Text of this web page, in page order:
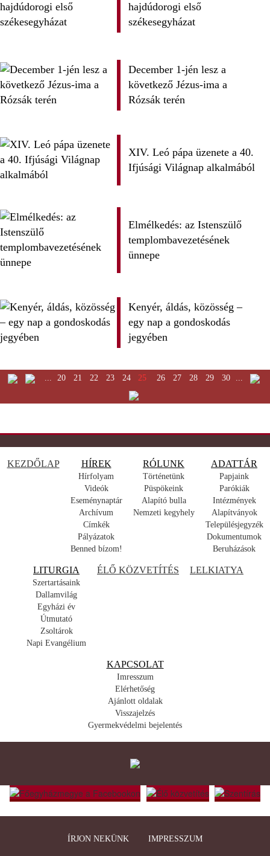
hajdúdorogi első
székesegyházat
December 1-jén lesz a
következő Jézus-ima a
Rózsák terén
XIV. Leó pápa üzenete a 40.
Ifjúsági Világnap alkalmából
Elmélkedés: az Istenszülő
templombavezetésének
ünnepe
Kenyér, áldás, közösség –
egy nap a gondoskodás
jegyében
... 20 21 22 23 24 25 26 27 28 29 30 ...
KEZDŐLAP HÍREK
Hírfolyam
Videók
Eseménynaptár
Archívum
Címkék
Pályázatok
Benned bízom!
RÓLUNK
Történetünk
Püspökeink
Alapító bulla
Nemzeti kegyhely
ADATTÁR
Papjaink
Parókiák
Intézmények
Alapítványok
Településjegyzék
Dokumentumok
Beruházások
LITURGIA
Szertartásaink
Dallamvilág
Egyházi év
Útmutató
Zsoltárok
Napi Evangélium
ÉLŐ KÖZVETÍTÉS LELKIATYA
KAPCSOLAT
Imresszum
Elérhetőség
Ajánlott oldalak
Visszajelzés
Gyermekvédelmi bejelentés
ÍRJON NEKÜNK IMPRESSZUM